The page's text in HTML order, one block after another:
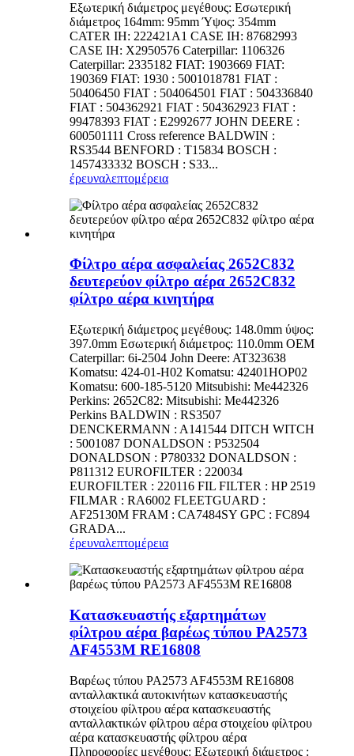
Εξωτερική διάμετρος μεγέθους: Εσωτερική
διάμετρος 164mm: 95mm Ύψος: 354mm
CATER IH: 222421A1 CASE IH: 87682993
CASE IH: X2950576 Caterpillar: 1106326
Caterpillar: 2335182 FIAT: 1903669 FIAT:
190369 FIAT: 1930 : 5001018781 FIAT :
50406450 FIAT : 504064501 FIAT : 504336840
FIAT : 504362921 FIAT : 504362923 FIAT :
99478393 FIAT : E2992677 JOHN DEERE :
600501111 Cross reference BALDWIN :
RS3544 BENFORD : T15834 BOSCH :
1457433332 BOSCH : S33...
έρευναλεπτομέρεια
Φίλτρο αέρα ασφαλείας 2652C832
δευτερεύον φίλτρο αέρα 2652C832
φίλτρο αέρα κινητήρα
Εξωτερική διάμετρος μεγέθους: 148.0mm ύψος:
397.0mm Εσωτερική διάμετρος: 110.0mm OEM
Caterpillar: 6i-2504 John Deere: AT323638
Komatsu: 424-01-H02 Komatsu: 42401HOP02
Komatsu: 600-185-5120 Mitsubishi: Me442326
Perkins: 2652C82: Mitsubishi: Me442326
Perkins BALDWIN : RS3507
DENCKERMANN : A141544 DITCH WITCH
: 5001087 DONALDSON : P532504
DONALDSON : P780332 DONALDSON :
P811312 EUROFILTER : 220034
EUROFILTER : 220116 FIL FILTER : HP 2519
FILMAR : RA6002 FLEETGUARD :
AF25130M FRAM : CA7484SY GPC : FC894
GRADA...
έρευναλεπτομέρεια
Κατασκευαστής εξαρτημάτων
φίλτρου αέρα βαρέως τύπου PA2573
AF4553M RE16808
Βαρέως τύπου PA2573 AF4553M RE16808
ανταλλακτικά αυτοκινήτων κατασκευαστής
στοιχείου φίλτρου αέρα κατασκευαστής
ανταλλακτικών φίλτρου αέρα στοιχείου φίλτρου
αέρα κατασκευαστής φίλτρου αέρα
Πληροφορίες μεγέθους: Εξωτερική διάμετρος :